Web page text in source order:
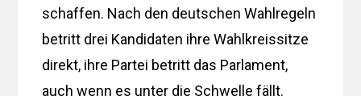
schaffen. Nach den deutschen Wahlregeln
betritt drei Kandidaten ihre Wahlkreissitze
direkt, ihre Partei betritt das Parlament,
auch wenn es unter die Schwelle fällt.